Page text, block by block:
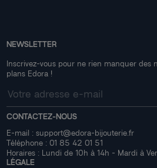
NEWSLETTER
Inscrivez-vous pour ne rien manquer des
plans Edora !
CONTACTEZ-NOUS
E-mail : support@edora-bijouterie.fr
Téléphone : 01 85 42 01 51
Horaires : Lundi de 10h à 14h - Mardi à
LÉGALE